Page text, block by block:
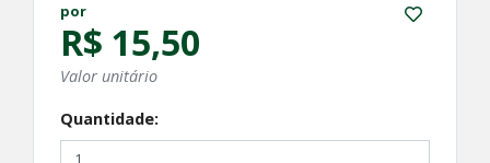
por
R$ 15,50
Valor unitário
Quantidade: